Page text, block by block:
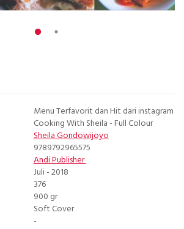
Menu Terfavorit dan Hit dari instagram
Cooking With Sheila - Full Colour
Sheila Gondowijoyo
9789792965575
Andi Publisher
Juli - 2018
376
900 gr
Soft Cover
-